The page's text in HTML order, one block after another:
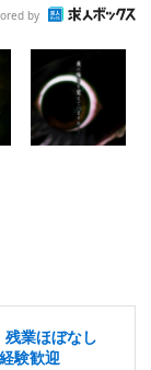
by
業ほぼなし
験歓迎